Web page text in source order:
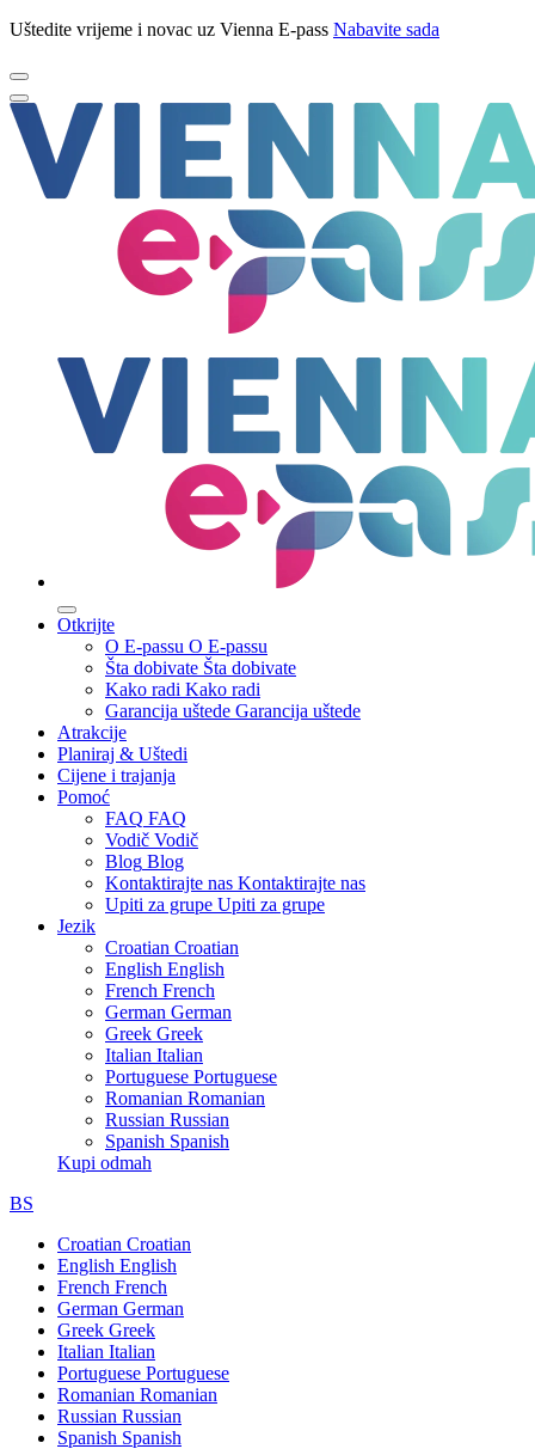
Uštedite vrijeme i novac uz Vienna E-pass Nabavite sada
Otkrijte
O E-passu O E-passu
Šta dobivate Šta dobivate
Kako radi Kako radi
Garancija uštede Garancija uštede
Atrakcije
Planiraj & Uštedi
Cijene i trajanja
Pomoć
FAQ FAQ
Vodič Vodič
Blog Blog
Kontaktirajte nas Kontaktirajte nas
Upiti za grupe Upiti za grupe
Jezik
Croatian Croatian
English English
French French
German German
Greek Greek
Italian Italian
Portuguese Portuguese
Romanian Romanian
Russian Russian
Spanish Spanish
Kupi odmah
BS
Croatian Croatian
English English
French French
German German
Greek Greek
Italian Italian
Portuguese Portuguese
Romanian Romanian
Russian Russian
Spanish Spanish